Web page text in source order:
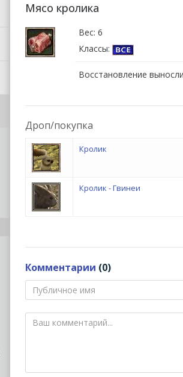
Мясо кролика
Вес: 6
Классы:
Восстановление
Дроп/покупка
Кролик
Кролик - Гвинеи
Комментарии (0)